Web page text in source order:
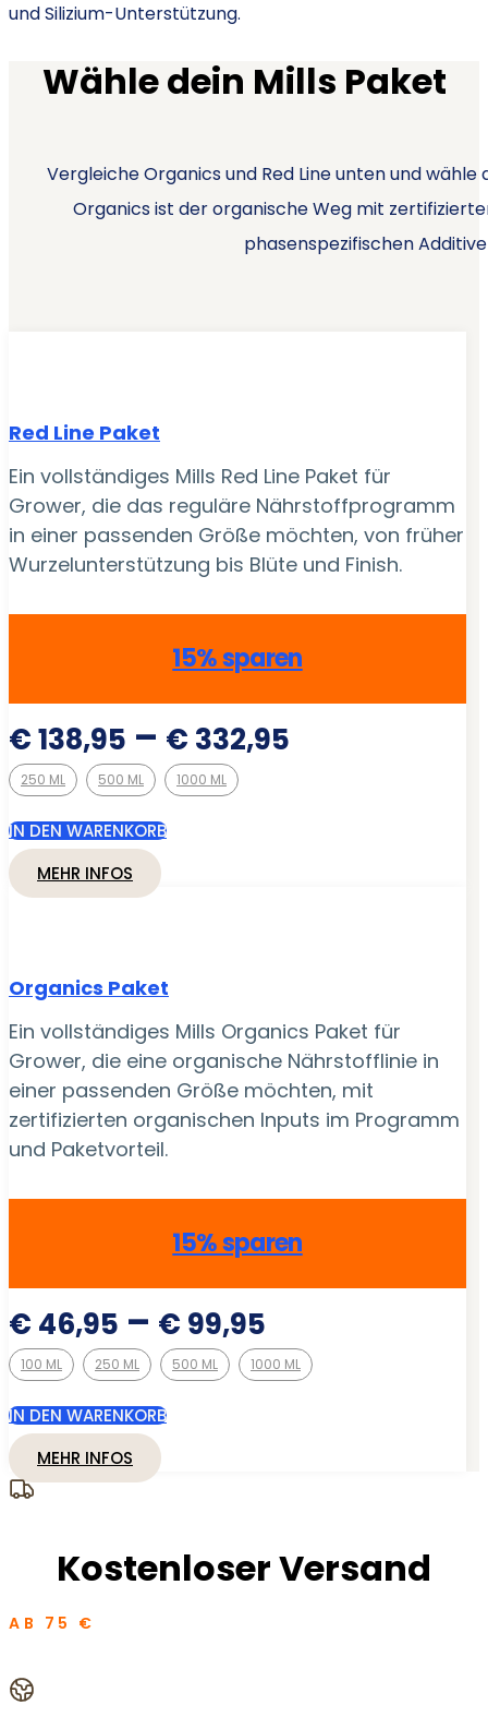
und Silizium-Unterstützung.
Wähle dein Mills Paket
Vergleiche Organics und Red Line unten und
Organics ist der organische Weg mit
phasenspezifischen
Red Line Paket
Ein vollständiges Mills Red Line Paket für
Grower, die das reguläre Nährstoffprogramm
in einer passenden Größe möchten, von früher
Wurzelunterstützung bis Blüte und Finish.
15% sparen
€138,95 – € 332,95
250 ML 500 ML 1000 ML
IN DEN WARENKORB
MEHR INFOS
Organics Paket
Ein vollständiges Mills Organics Paket für
Grower, die eine organische Nährstofflinie in
einer passenden Größe möchten, mit
zertifizierten organischen Inputs im Programm
und Paketvorteil.
15% sparen
€ 46,95 – € 99,95
€ 46,95
bis
100 ML 250 ML 500 ML 1000 ML
IN DEN WARENKORB
MEHR INFOS
Kostenloser Versand
AB 75 €